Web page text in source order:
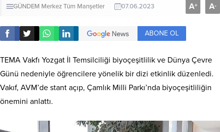
GÜNDEM MerkezTüm Manşetler 07.06.2023 A+ A-
ABONE OL
TEMA Vakfı Yozgat İl Temsilciliği biyoçeşitlilik ve Dünya Çevre
Günü nedeniyle öğrencilere yönelik bir dizi etkinlik düzenledi.
Vakıf, AVM’de stant açıp, Çamlık Milli Parkı’nda biyoçeşitliliğin
önemini anlattı.